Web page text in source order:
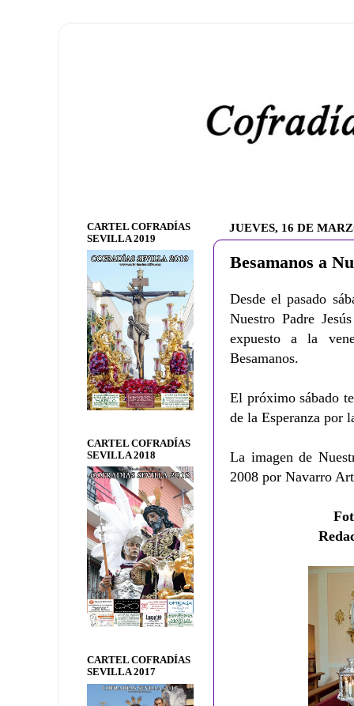
JUEVES, 16 DE
Besamanos a
Desde el pasado
Nuestro Padre
expuesto a la
Besamanos.
El próximo sábado
de la Esperanza por
La imagen de
2008 por Navarro
CARTEL COFRADÍAS
SEVILLA 2019
CARTEL COFRADÍAS
SEVILLA 2018
CARTEL COFRADÍAS
SEVILLA 2017